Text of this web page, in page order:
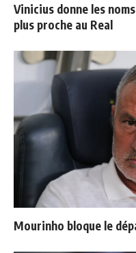
Vinicius donne les
plus proche au Real
Mourinho bloque le